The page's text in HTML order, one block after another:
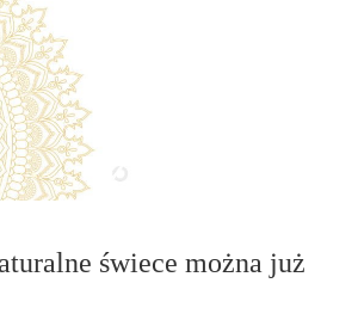
świece można już